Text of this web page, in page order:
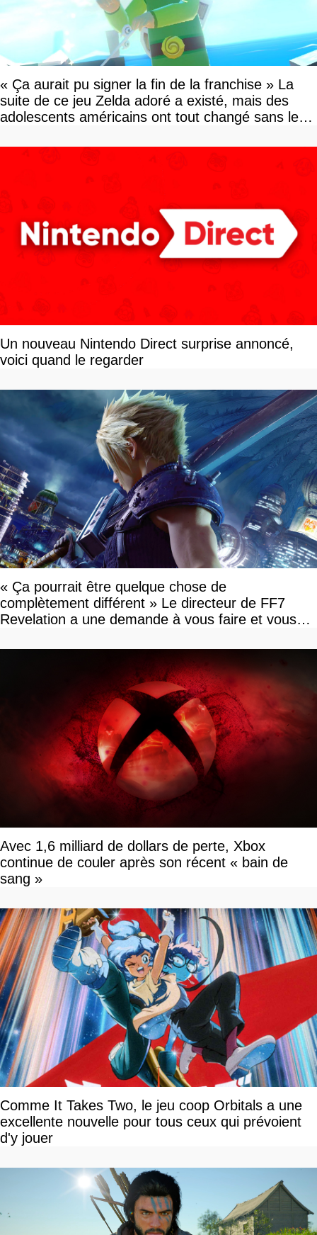
« Ça aurait pu signer la fin de la franchise » La
suite de ce jeu Zelda adoré a existé, mais des
adolescents américains ont tout changé sans le
Un nouveau Nintendo Direct surprise annoncé,
voici quand le regarder
« Ça pourrait être quelque chose de
complètement différent » Le directeur de FF7
Revelation a une demande à vous faire et vous
Avec 1,6 milliard de dollars de perte, Xbox
continue de couler après son récent « bain de
sang »
Comme It Takes Two, le jeu coop Orbitals a une
excellente nouvelle pour tous ceux qui prévoient
d'y jouer